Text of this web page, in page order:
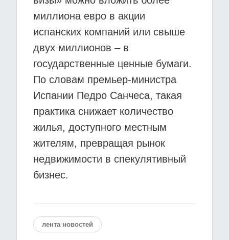
миллиона евро в акции
испанских компаний или свыше
двух миллионов – в
государственные ценные бумаги.
По словам премьер-министра
Испании Педро Санчеса, такая
практика снижает количество
жилья, доступного местным
жителям, превращая рынок
недвижимости в спекулятивный
бизнес.
лента новостей